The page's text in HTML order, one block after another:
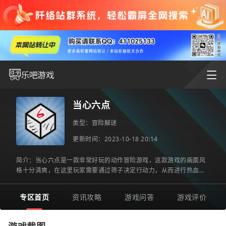
当心六点
类型： 冒险解谜
更新时间：2023-10-18 20:14
简介：当心六点是一款非常好玩的动作冒险游戏，这款游戏的画面风
格十分清爽，在这里玩家需要通过筛子决定行动力，从而进行热血刺
专区首页 资讯攻略 游戏问答 游戏评价